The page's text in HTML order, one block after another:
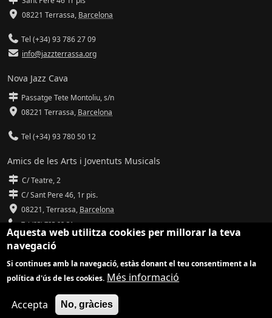
08221 Terrassa, Barcelona
Tel (+34) 93 786 27 09
info@jazzterrassa.org
Nova Jazz Cava
Passatge Tete Montoliu, s/n
08221 Terrassa, Barcelona
Tel (+34) 93 780 50 12
Amics de les Arts i Joventuts Musicals
C/ Teatre, 2
C/ Sant Pere 46, 1r pis.
08221,Terrassa, Barcelona
Tel (93) 785 92 31
info@amicsdelesarts-jjmm.cat
www.amicsdelesarts-jjmm.cat
Adaptació de
Aquesta web utilitza cookies per millorar la teva
navegació
Si continues amb la navegació, estàs donant el teu consentiment a la
política d'ús de les cookies. Més informació
Accepta No, gràcies